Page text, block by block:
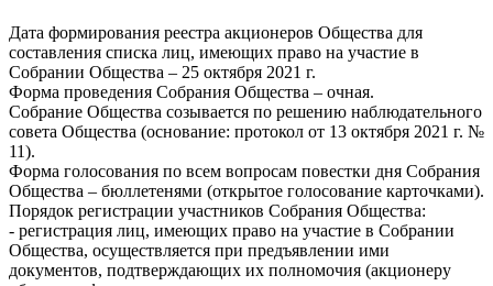
Дата формирования реестра акционеров Общества для
составления списка лиц, имеющих право на участие в
Собрании Общества – 25 октября 2021 г.
Форма проведения Собрания Общества – очная.
Собрание Общества созывается по решению наблюдательного
совета Общества (основание: протокол от 13 октября 2021 г. №
11).
Форма голосования по всем вопросам повестки дня Собрания
Общества – бюллетенями (открытое голосование карточками).
Порядок регистрации участников Собрания Общества:
- регистрация лиц, имеющих право на участие в Собрании
Общества, осуществляется при предъявлении ими
документов, подтверждающих их полномочия (акционеру